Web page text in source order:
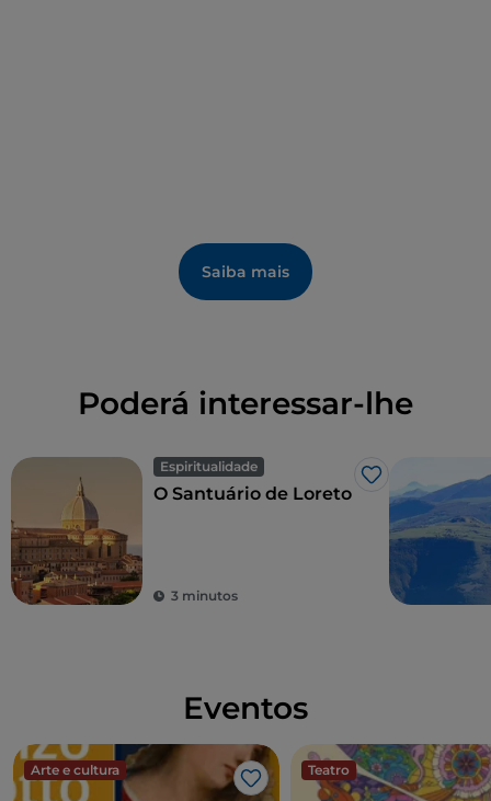
Saiba mais
Poderá interessar-lhe
Espiritualidade
Gosto
O Santuário de Loreto
3 minutos
Eventos
Arte e cultura
Gosto
Teatro